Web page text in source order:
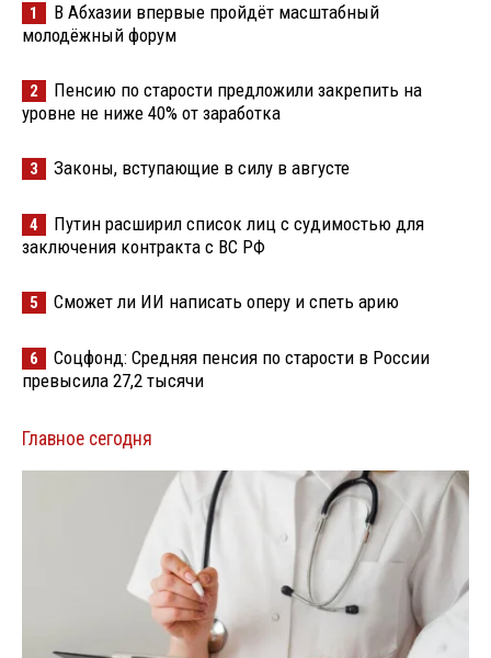
1
В Абхазии впервые пройдёт масштабный
молодёжный форум
2
Пенсию по старости предложили закрепить на
уровне не ниже 40% от заработка
3 Законы, вступающие в силу в августе
4
Путин расширил список лиц с судимостью для
заключения контракта с ВС РФ
5 Сможет ли ИИ написать оперу и спеть арию
6
Соцфонд: Средняя пенсия по старости в России
превысила 27,2 тысячи
Главное сегодня